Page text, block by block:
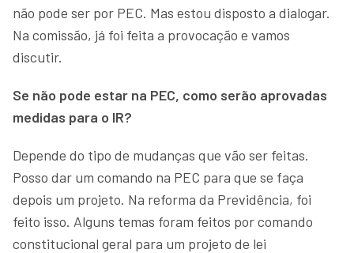
não pode ser por PEC. Mas estou disposto a dialogar.
Na comissão, já foi feita a provocação e vamos
discutir.
Se não pode estar na PEC, como serão aprovadas
medidas para o IR?
Depende do tipo de mudanças que vão ser feitas.
Posso dar um comando na PEC para que se faça
depois um projeto. Na reforma da Previdência, foi
feito isso. Alguns temas foram feitos por comando
constitucional geral para um projeto de lei